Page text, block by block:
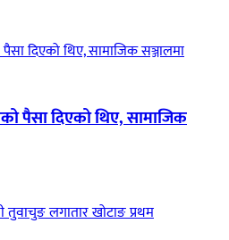
पैसा दिएको थिए, सामाजिक